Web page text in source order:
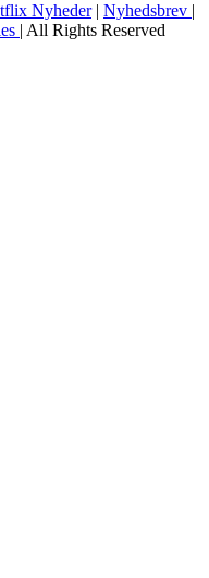
Nyheder| Nyhedsbrev |
| All Rights Reserved